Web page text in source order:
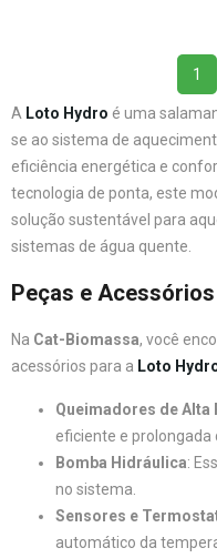
1
A Loto Hydro é uma
se ao sistema de
eficiência energética e
tecnologia de ponta, este
solução sustentável para
sistemas de água quente.
Peças e
Na Cat-Biomassa, você
acessórios para a Loto Hydr
Queimadores de
eficiente e prolongada
Bomba Hidráulica:
no sistema.
Sensores e
automático da